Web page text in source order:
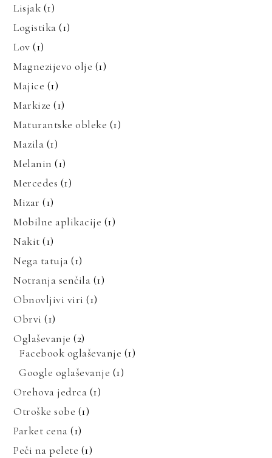
Lisjak (1)
Logistika (1)
Lov (1)
Magnezijevo olje (1)
Majice (1)
Markize (1)
Maturantske obleke (1)
Mazila (1)
Melanin (1)
Mercedes (1)
Mizar (1)
Mobilne aplikacije (1)
Nakit (1)
Nega tatuja (1)
Notranja senčila (1)
Obnovljivi viri (1)
Obrvi (1)
Oglaševanje (2)
Facebook oglaševanje (1)
Google oglaševanje (1)
Orehova jedrca (1)
Otroške sobe (1)
Parket cena (1)
Peči na pelete (1)